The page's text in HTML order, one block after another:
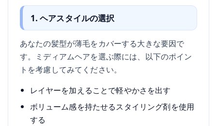
1. ヘアスタイルの選択
あなたの髪型が薄毛をカバーする大きな要因で
す。ミディアムヘアを選ぶ際には、以下のポイン
トを考慮してみてください。
レイヤーを加えることで軽やかさを出す
ボリューム感を持たせるスタイリング剤を使用
する